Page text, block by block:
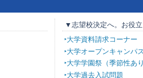
▼志望校決定へ。お役
大学資料請求コーナー
大学オープンキャンパス
大学学園祭（季節性あり
大学過去入試問題